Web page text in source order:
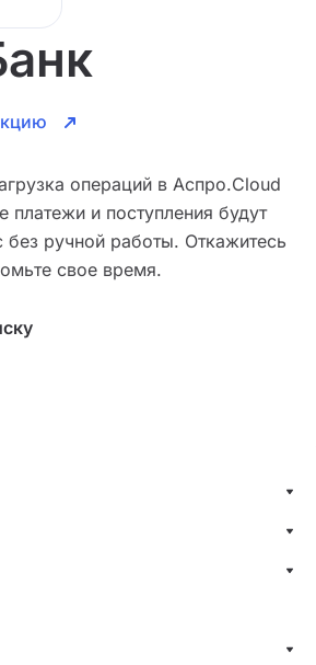
операций в Аспро.Cloud
платежи и поступления будут
без ручной работы. Откажитесь
свое время.
(CRM)
управления клиентами
учета